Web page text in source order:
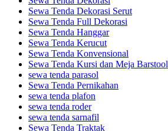
Sewa Tenda Dekorasi Serut
Sewa Tenda Full Dekorasi
Sewa Tenda Hanggar
Sewa Tenda Kerucut
Sewa Tenda Konvensional
Sewa Tenda Kursi dan Meja Barstool
sewa tenda parasol
Sewa Tenda Pernikahan
sewa tenda plafon
sewa tenda roder
sewa tenda sarnafil
Sewa Tenda Traktak